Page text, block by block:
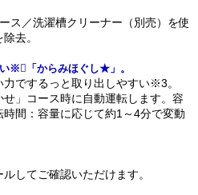
ス／洗濯槽クリーナー（別売）を使
去。
※􏚴「からみほぐし★」。
でするっと取り出しやすい※3。
」コース時に自動運転します。容
間：容量に応じて約1～4分で変動
してご確認いただけます。